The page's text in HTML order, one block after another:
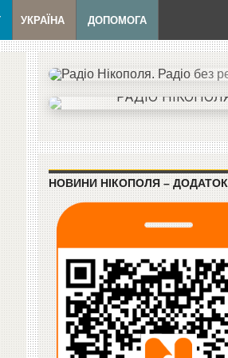
УКРАЇНА ДОПОМОГА
НОВИНИ НІКОПОЛЯ – ДОДАТОК